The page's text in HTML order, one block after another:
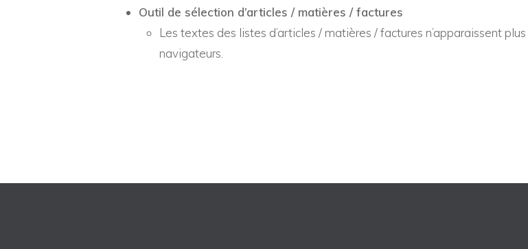
Outil de sélection d’articles / matières / factures
Les textes des listes d’articles / matières / factures n’apparaissent
navigateurs.